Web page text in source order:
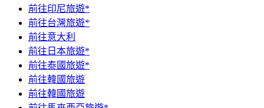
前往印尼旅遊*
前往台灣旅遊*
前往意大利
前往日本旅遊*
前往泰國旅遊*
前往韓國旅遊
前往韓國旅遊